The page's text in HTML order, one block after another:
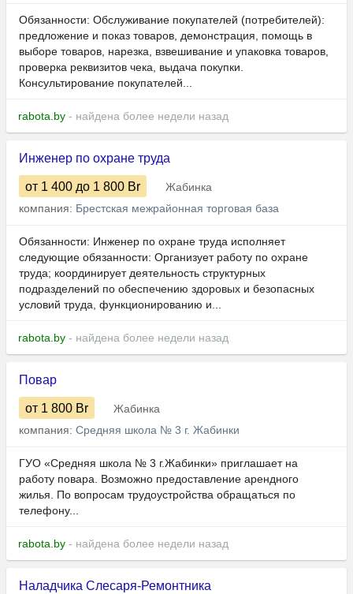
Обязанности: Обслуживание покупателей (потребителей):
предложение и показ товаров, демонстрация, помощь в
выборе товаров, нарезка, взвешивание и упаковка товаров,
проверка реквизитов чека, выдача покупки.
Консультирование покупателей...
rabota.by - найдена более недели назад
Инженер по охране труда
от 1 400 до 1 800 Br
Жабинка
компания: Брестская межрайонная торговая база
Обязанности: Инженер по охране труда исполняет
следующие обязанности: Организует работу по охране
труда; координирует деятельность структурных
подразделений по обеспечению здоровых и безопасных
условий труда, функционированию и...
rabota.by - найдена более недели назад
Повар
от 1 800 Br
Жабинка
компания: Средняя школа № 3 г. Жабинки
ГУО «Средняя школа № 3 г.Жабинки» приглашает на
работу повара. Возможно предоставление арендного
жилья. По вопросам трудоустройства обращаться по
телефону...
rabota.by - найдена более недели назад
Наладчика Слесаря-Ремонтника